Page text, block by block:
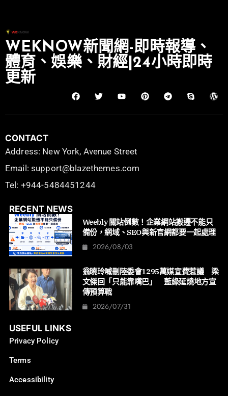
WEKNOW新聞網-即時報導、
體育、娛樂、財經|24小時即時
更新
CONTACT
Address: New York, Avenue Street
Email: support@blazethemes.com
Tel: +944-5484451244
RECENT NEWS
Weebly 關站倒數！企業網站搬遷不能只
備份，網域、SEO與新官網都要一起處理
2026/08/03
翁曉玲喊刪陸委會1295萬媒宣費惹議 梁
文傑回「只能靠嘴巴」 藍綠延燒地方宣
傳預算戰
2026/07/31
USEFUL LINKS
Privacy Policy
Terms
Accessibility